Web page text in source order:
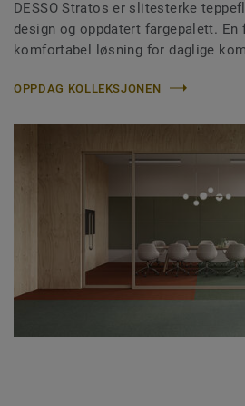
DESSO Stratos er slitesterke
design og oppdatert fargepalett.
komfortabel løsning for daglige
OPPDAG KOLLEKSJONEN